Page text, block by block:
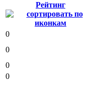
Рейтинг
0
0
0
0